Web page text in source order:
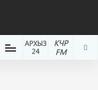
КЧР
FM
АРХЫЗ
24